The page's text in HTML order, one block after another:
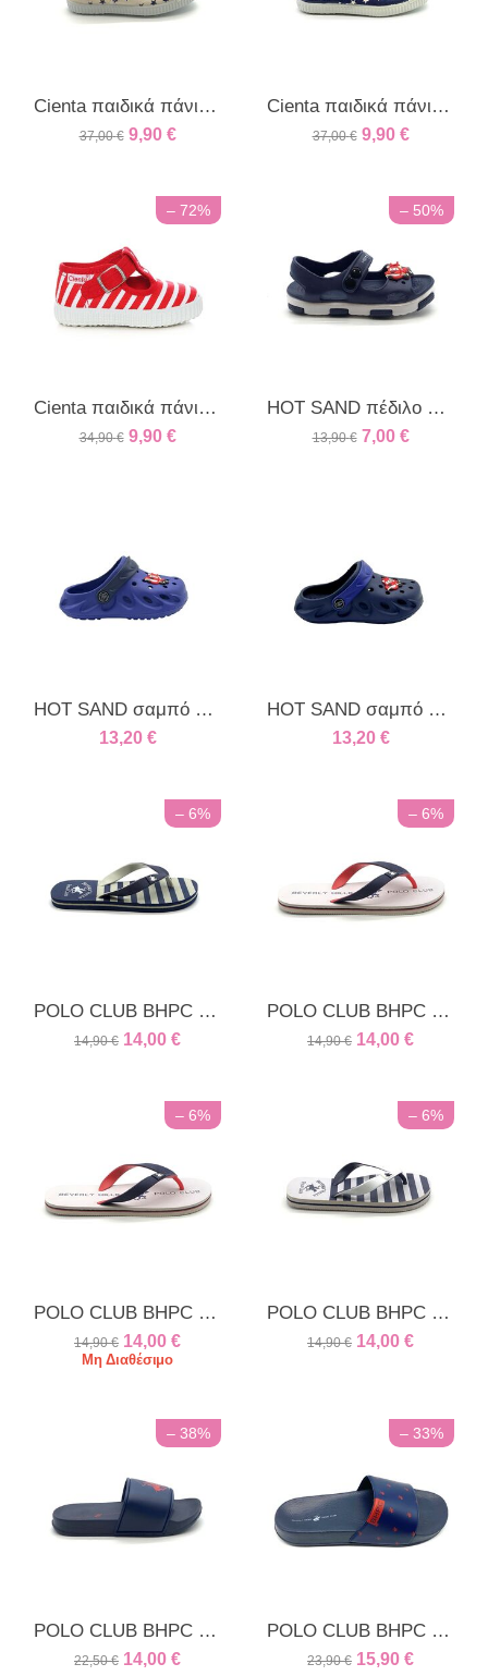
Cienta παιδικά πάνινα sneakers με αστεράκια εκρού
37,00 € 9,90 €
Cienta παιδικά πάνινα sneakers με αστεράκια μπλέ
37,00 € 9,90 €
– 72%
Cienta παιδικά πάνινα ρίγα κόκκινο/λευκό
34,90 € 9,90 €
– 50%
HOT SAND πέδιλο παιδικό μπλε
13,90 € 7,00 €
HOT SAND σαμπό παιδικό royal
13,20 €
HOT SAND σαμπό παιδικό μπλέ
13,20 €
– 6%
POLO CLUB BHPC unisex παιδική παντόφλα μπλε ρίγα
14,90 € 14,00 €
– 6%
POLO CLUB BHPC unisex παντόφλα λευκή
14,90 € 14,00 €
– 6%
POLO CLUB BHPC unisex παντόφλα λευκή [CLONE]
14,90 € 14,00 €
Μη Διαθέσιμο
– 6%
POLO CLUB BHPC unisex παντόφλα λευκή ρίγα
14,90 € 14,00 €
– 38%
POLO CLUB BHPC unisex παντόφλα μπλε
22,50 € 14,00 €
– 33%
POLO CLUB BHPC unisex παντόφλα μπλε
23,90 € 15,90 €